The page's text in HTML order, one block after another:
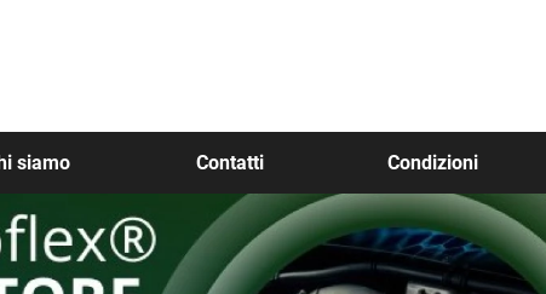
siamo Contatti Condizioni